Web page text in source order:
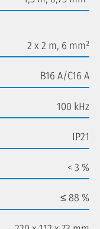
2 x 2 m, 6 mm²
B16 A/C16 A
100 kHz
IP21
< 3 %
≤ 88 %